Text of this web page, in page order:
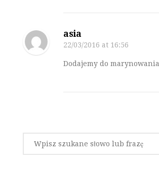
asia
22/03/2016 at 16:56
Dodajemy do marynowania